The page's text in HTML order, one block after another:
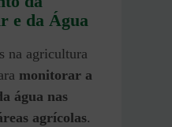
e da Água
na agricultura
monitorar a
água nas
agrícolas.